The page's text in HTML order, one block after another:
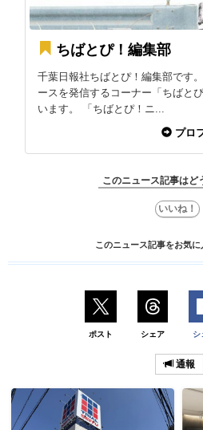
ちばとぴ！編集部
千葉日報社ちばとぴ！編集部です
ースを発信するコーナー「ちばと
います。 「ちばとぴ！ニ...
プロ
このニュース記事はど
このニュース記事をお気に
ポスト シェア シ
通報